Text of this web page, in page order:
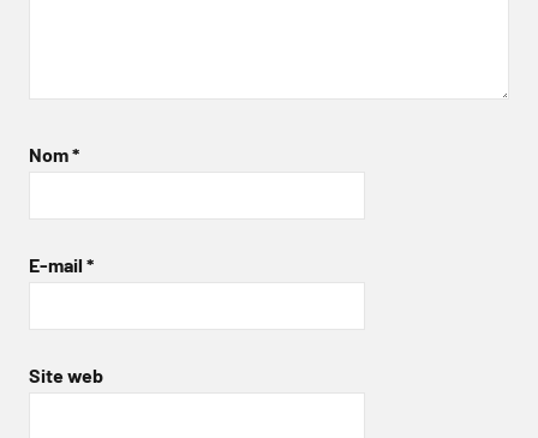
Nom*
E-mail *
Site web